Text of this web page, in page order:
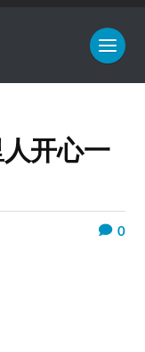
开心一
0